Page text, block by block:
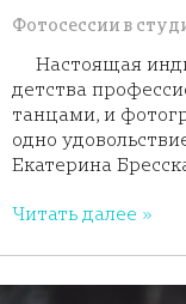
Фотосессии в
Настоящая
детства
танцами, и
одно
Екатерина
Читать далее »